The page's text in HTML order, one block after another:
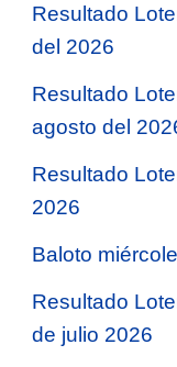
Resultado
del 2026
Resultado
agosto del
Resultado
2026
Baloto
Resultado
de julio 2026